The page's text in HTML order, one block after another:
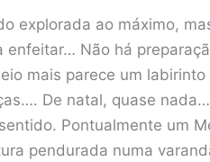
explorada ao máximo,
enfeitar… Não há
mais parece um
De natal, quase
Pontualmente um
pendurada numa